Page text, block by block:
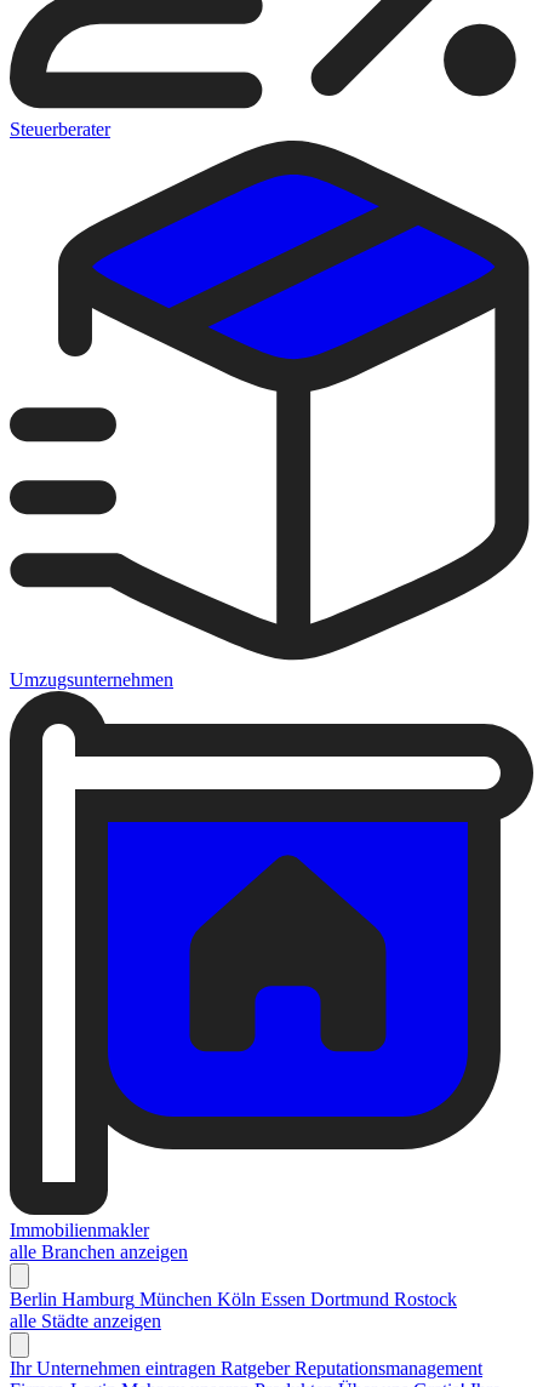
Steuerberater
Umzugsunternehmen
Immobilienmakler
alle Branchen anzeigen
Berlin Hamburg München Köln Essen Dortmund Rostock
alle Städte anzeigen
Ihr Unternehmen eintragen Ratgeber Reputationsmanagement